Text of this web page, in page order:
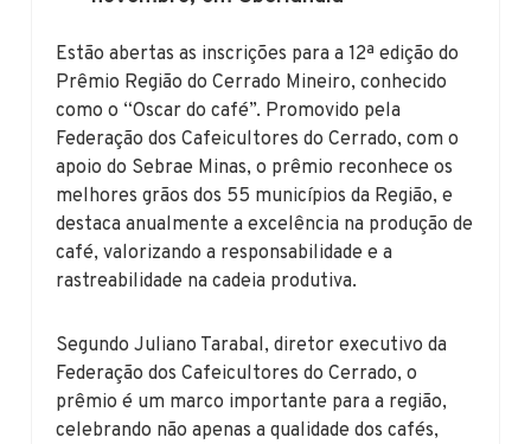
Estão abertas as inscrições para a 12ª edição do
Prêmio Região do Cerrado Mineiro, conhecido
como o “Oscar do café”. Promovido pela
Federação dos Cafeicultores do Cerrado, com o
apoio do Sebrae Minas, o prêmio reconhece os
melhores grãos dos 55 municípios da Região, e
destaca anualmente a excelência na produção de
café, valorizando a responsabilidade e a
rastreabilidade na cadeia produtiva.
Segundo Juliano Tarabal, diretor executivo da
Federação dos Cafeicultores do Cerrado, o
prêmio é um marco importante para a região,
celebrando não apenas a qualidade dos cafés,